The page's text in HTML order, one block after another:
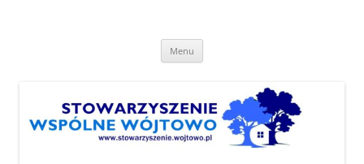
Wójtowo"
Menu